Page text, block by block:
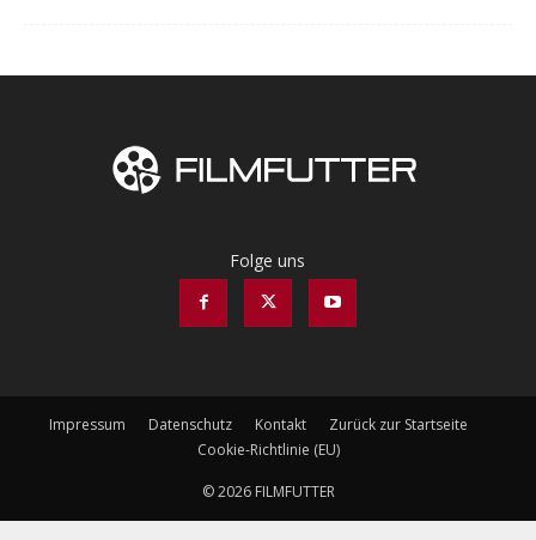
Folge uns
Impressum Datenschutz Kontakt
Zurück zur Startseite
Cookie-Richtlinie (EU)
© 2026 FILMFUTTER